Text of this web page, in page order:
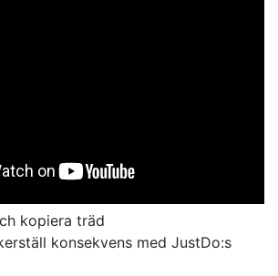
kopiera träd
konsekvens med JustDo:s